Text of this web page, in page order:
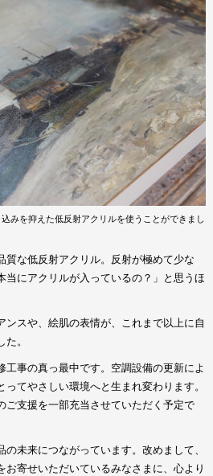
みを抑えた低反射アクリルを使うことができまし
質な低反射アクリル。反射が極めて少な
当にアクリルが入っているの？」と思うほ
ンスや、絵肌の表情が、これまで以上に自
。
工事の真っ最中です。空調設備の更新によ
てやさしい環境へと生まれ変わります。
ご支援を一部充当させていただく予定で
未来につながっています。改めまして、
お寄せいただいているみなさまに、心より